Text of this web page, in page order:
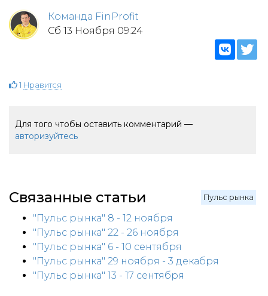
Команда FinProfit
Сб 13 Ноября 09:24
1 Нравится
Для того чтобы оставить комментарий —
авторизуйтесь
Пульс рынка
Связанные статьи
"Пульс рынка" 8 - 12 ноября
"Пульс рынка" 22 - 26 ноября
"Пульс рынка" 6 - 10 сентября
"Пульс рынка" 29 ноября - 3 декабря
"Пульс рынка" 13 - 17 сентября